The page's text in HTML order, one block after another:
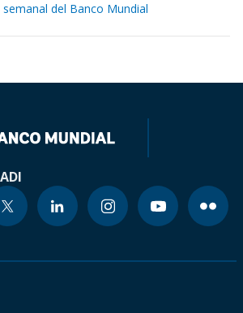
del Banco Mundial